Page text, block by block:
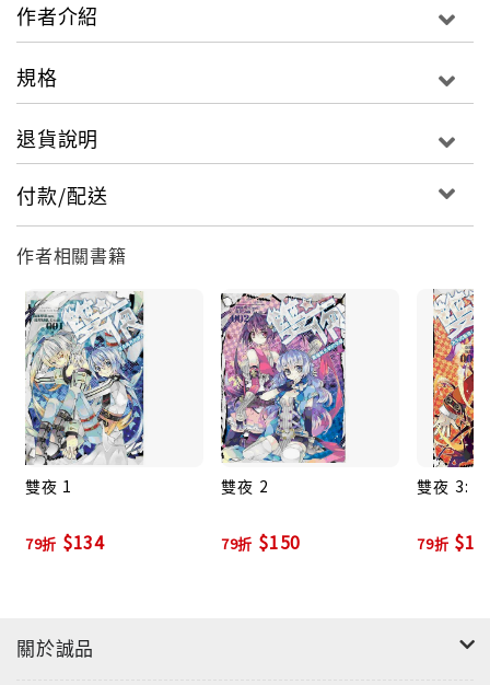
作者介紹
規格
退貨說明
付款/配送
作者相關書籍
雙夜 1
79折 $134
雙夜 2
79折 $150
雙夜 3:
79折
關於誠品